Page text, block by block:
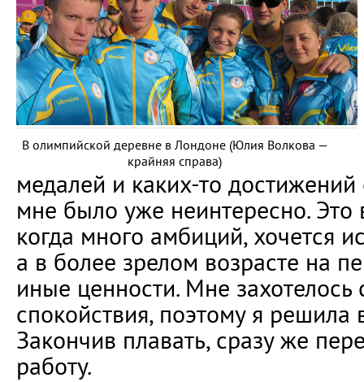
В олимпийской деревне в Лондоне (Юлия Волкова —
крайняя справа)
медалей и каких-то достижений
мне было уже неинтересно.
когда много амбиций, хочется
а в более зрелом возрасте на
иные ценности. Мне захотелось
спокойствия, поэтому я решила
Закончив плавать, сразу же
работу.